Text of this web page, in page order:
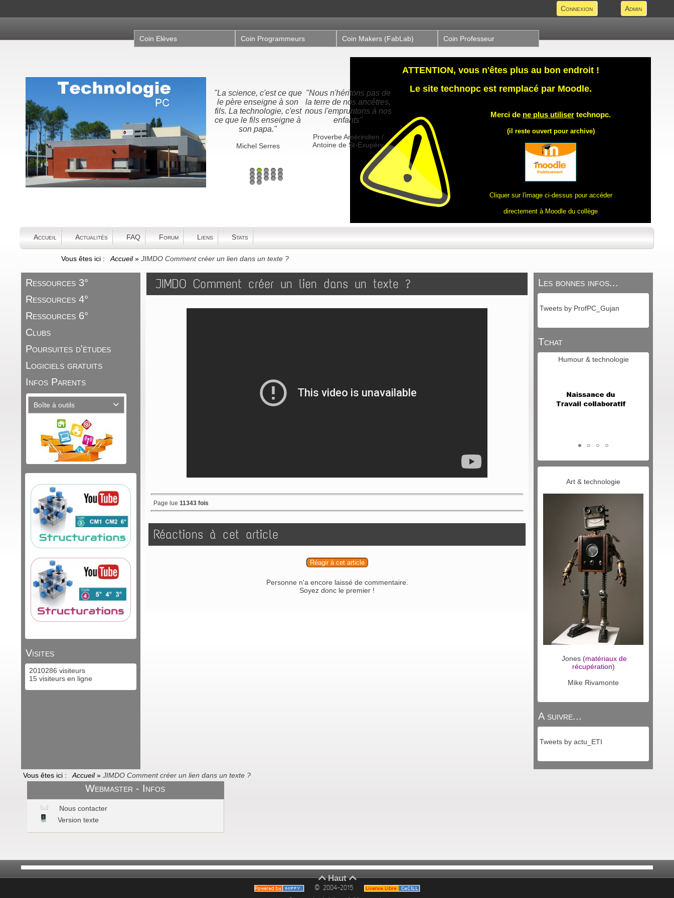
Coin Elèves Coin Programmeurs Coin Makers (FabLab) Coin Professeur
"Nous n'héritons pas de
la terre de nos ancêtres,
nous l'empruntons à nos
enfants"
Antoine de St-Exupéry
1 2 3 4 5
6 7 8 9 10
11 12
ATTENTION, vous n'êtes plus au bon endroit !
Le site technopc est remplacé par Moodle.
Merci de ne plus utiliser technopc.
(il reste ouvert pour archive)
Cliquer sur l'image ci-dessus pour accéder
directement à Moodle du collège
Admin
Accueil
Connexion
Actualités FAQ Forum Liens Stats
Vous êtes ici : Accueil» JIMDO Comment créer un lien dans un texte ?
Ressources 3°
Ressources 4°
Ressources 6°
Clubs
Poursuites d'études
Logiciels gratuits
Infos Parents
Boîte à outils 
Visites
2010286 visiteurs
15 visiteurs en ligne
JIMDO Comment créer un lien dans un texte ?
Page lue 11343 fois
Réactions à cet article
Réagir à cet article
Personne n'a encore laissé de commentaire.
Soyez donc le premier !
Les bonnes infos...
Tweets by ProfPC_Gujan
Tchat
Humour & technologie
Art & technologie
Jones (matériaux de
récupération)
Mike Rivamonte
A suivre...
Tweets by actu_ETI
Vous êtes ici : Accueil» JIMDO Comment créer un lien dans un texte ?
Webmaster - Infos
Nous contacter
Version texte
Haut
© 2004-2015